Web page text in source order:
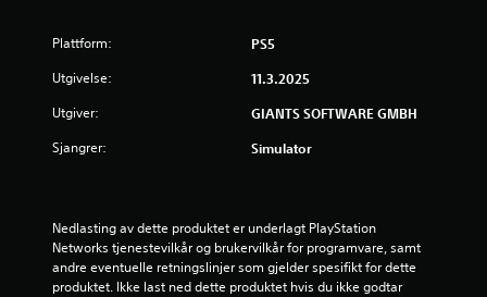
r
5
f
Plattform: PS5
Utgivelse: 11.3.2025
Utgiver: GIANTS SOFTWARE GMBH
Sjangrer: Simulator
Nedlasting av dette produktet er underlagt PlayStation
Networks tjenestevilkår og brukervilkår for programvare, samt
andre eventuelle retningslinjer som gjelder spesifikt for dette
produktet. Ikke last ned dette produktet hvis du ikke godtar